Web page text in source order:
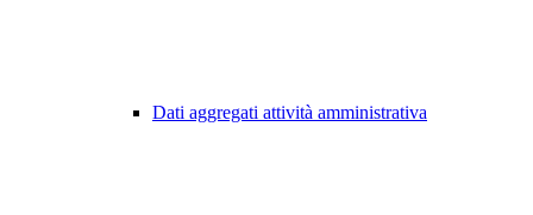
Dati aggregati attività amministrativa